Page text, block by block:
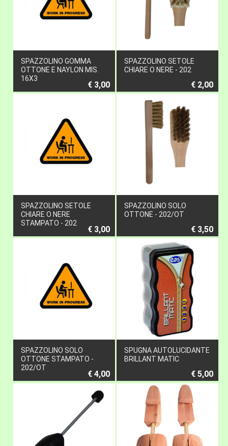
SPAZZOLINO GOMMA
OTTONE E NAYLON MIS.
16X3
€ 3,00
SPAZZOLINO SETOLE
CHIARE O NERE - 202
€ 2,00
SPAZZOLINO SETOLE
CHIARE O NERE
STAMPATO - 202
€ 3,00
SPAZZOLINO SOLO
OTTONE - 202/OT
€ 3,50
SPAZZOLINO SOLO
OTTONE STAMPATO -
202/OT
€ 4,00
SPUGNA AUTOLUCIDANTE
BRILLANT MATIC
€ 5,00